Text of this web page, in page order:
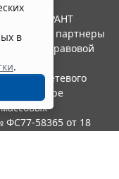
в
.
ГАРАНТ
и ее партнеры
правовой
сетевого
в сфере
ФС77-58365 от 18